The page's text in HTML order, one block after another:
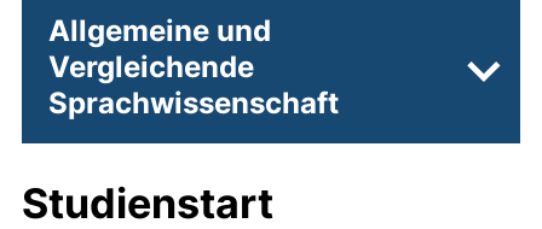
Allgemeine und
Vergleichende
Sprachwissenschaft
Studienstart